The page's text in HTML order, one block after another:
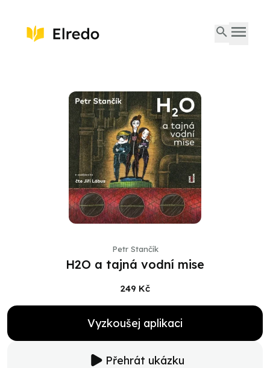
Petr Stančík
H2O a tajná vodní mise
249 Kč
Vyzkoušej aplikaci
Přehrát ukázku